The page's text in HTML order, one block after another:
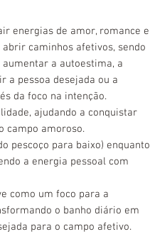
energias de amor, romance e
caminhos afetivos, sendo
a autoestima, a
a pessoa desejada ou a
da foco na intenção.
ajudando a conquistar
campo amoroso.
pescoço para baixo) enquanto
a energia pessoal com
como um foco para a
o banho diário em
para o campo afetivo.